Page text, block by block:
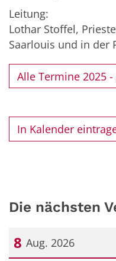
Leitung:
Lothar Stoffel,
Saarlouis und in der
Alle Termine 2025
In Kalender
Die nächsten
8 Aug. 2026